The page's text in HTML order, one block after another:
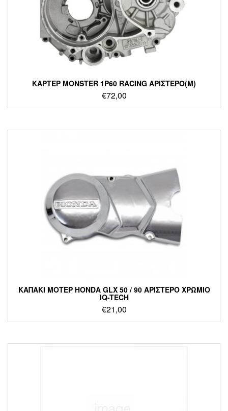
ΚΑΡΤΕΡ MONSTER 1P60 RACING ΑΡΙΣΤΕΡΟ(M)
€72,00
ΚΑΠΑΚΙ ΜΟΤΕΡ HONDA GLX 50 / 90 ΑΡΙΣΤΕΡΟ ΧΡΩΜΙΟ
IQ-TECH
€21,00